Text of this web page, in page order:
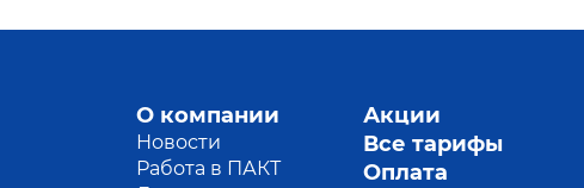
О компании
Новости
Работа в ПАКТ
Акции
Все тарифы
Оплата